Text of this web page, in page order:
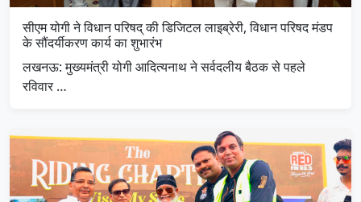
सीएम योगी ने विधान परिषद् की डिजिटल लाइब्रेरी, विधान परिषद मंडप
के सौंदर्यीकरण कार्य का शुभारंभ
लखनऊ: मुख्यमंत्री योगी आदित्यनाथ ने सर्वदलीय बैठक से पहले
रविवार …